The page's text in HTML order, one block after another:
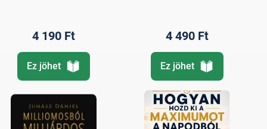
4 190 Ft
Ez jöhet
4 490 Ft
Ez jöhet